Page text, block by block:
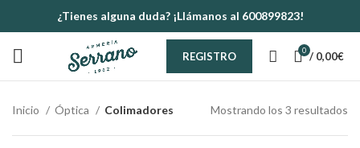
¿Tienes alguna duda? ¡Llámanos al 600899823!
REGISTRO 0 / 0,00€
Inicio Óptica Colimadores Mostrando los 3 resultados